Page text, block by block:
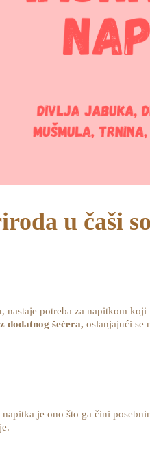
u čaši
potreba za napitkom
dodatnog šećera, oslanjajući se
je ono što ga čini